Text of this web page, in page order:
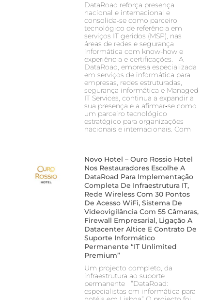
DataRoad reforça presença
nacional e internacional e
consolida‑se como parceiro
tecnológico de referência em
serviços IT geridos (MSP), nas
áreas de redes e segurança
informática com know-how e
experiência e certificações. A
DataRoad, empresa especializada
em serviços de informática para
empresas, redes estruturadas,
segurança informática e Managed
IT Services, continua a expandir a
sua presença e a afirmar‑se como
um parceiro tecnológico
estratégico para organizações
nacionais e internacionais. Com
Novo Hotel – Ouro Rossio Hotel
Nos Restauradores Escolhe A
DataRoad Para Implementação
Completa De Infraestrutura IT,
Rede Wireless Com 30 Pontos
De Acesso WiFi, Sistema De
Videovigilância Com 55 Câmaras,
Firewall Empresarial, Ligação A
Datacenter Altice E Contrato De
Suporte Informático
Permanente “IT Unlimited
Premium”
Um projecto completo, da
infraestrutura ao suporte
permanente “DataRoad:
especialistas em informática para